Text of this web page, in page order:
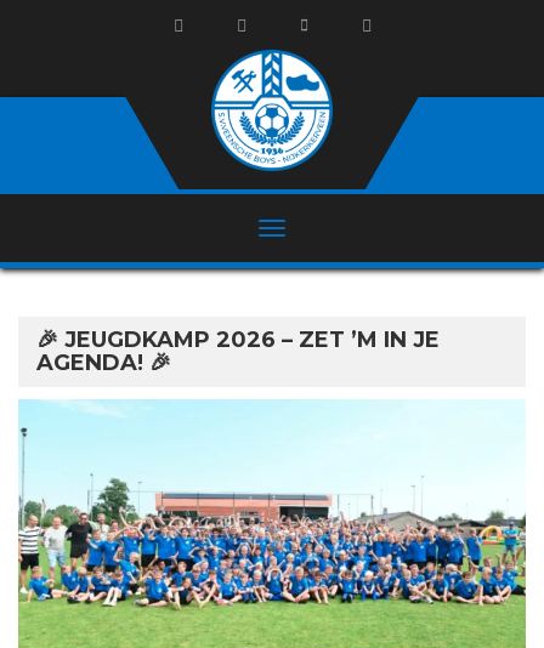
🎉 JEUGDKAMP 2026 – ZET ’M IN JE
AGENDA! 🎉